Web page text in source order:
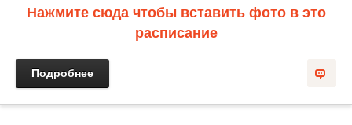
Нажмите сюда чтобы вставить фото в это
расписание
Подробнее